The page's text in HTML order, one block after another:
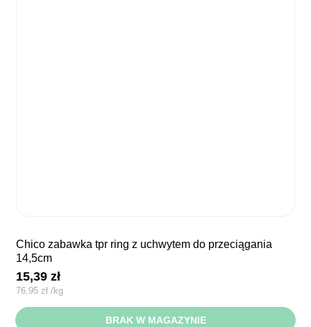
chico zabawka tpr ring z uchwytem do przeciągania
14,5cm
15,39zł
76,95 zł /kg
BRAK W MAGAZYNIE